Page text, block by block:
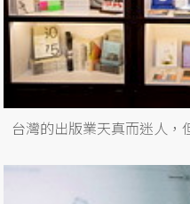
台灣的出版業天真而迷人，